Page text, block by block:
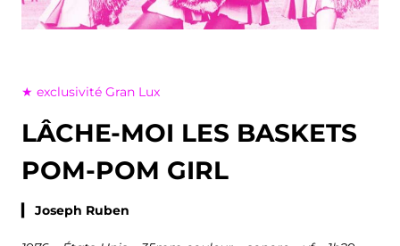
★ exclusivité Gran Lux
LÂCHE-MOI LES BASKETS
POM-POM GIRL
▎ Joseph Ruben